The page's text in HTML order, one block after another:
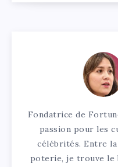
Fondatrice de
passion pour les
célébrités. Entre
poterie, je trouve le